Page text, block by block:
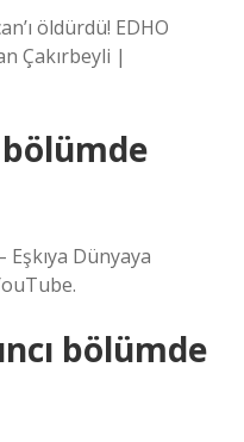
öldürdü! EDHO
Çakırbeyli |
bölümde
Eşkıya Dünyaya
bölümde